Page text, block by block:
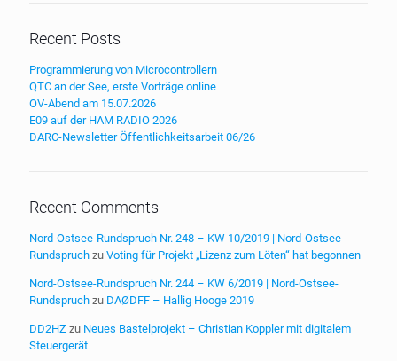
Recent Posts
Programmierung von Microcontrollern
QTC an der See, erste Vorträge online
OV-Abend am 15.07.2026
E09 auf der HAM RADIO 2026
DARC-Newsletter Öffentlichkeitsarbeit 06/26
Recent Comments
Nord-Ostsee-Rundspruch Nr. 248 – KW 10/2019 | Nord-Ostsee-
Rundspruch zu Voting für Projekt „Lizenz zum Löten“ hat begonnen
Nord-Ostsee-Rundspruch Nr. 244 – KW 6/2019 | Nord-Ostsee-
Rundspruch zu DAØDFF – Hallig Hooge 2019
DD2HZ zu Neues Bastelprojekt – Christian Koppler mit digitalem
Steuergerät